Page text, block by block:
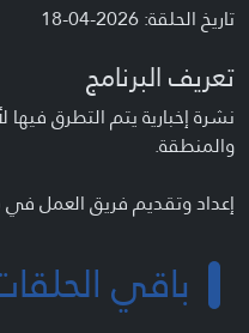
تاريخ الحلقة: 2026-04-18
تعريف البرنامج
نشرة إخبارية يتم التطرق
والمنطقة.
إعداد وتقديم فريق العمل في
باقي